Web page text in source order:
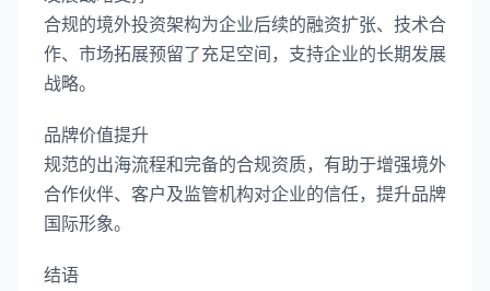
合规的境外投资架构为企业后续的融资扩张、技术合
作、市场拓展预留了充足空间，支持企业的长期发展
战略。
品牌价值提升
规范的出海流程和完备的合规资质，有助于增强境外
合作伙伴、客户及监管机构对企业的信任，提升品牌
国际形象。
结语